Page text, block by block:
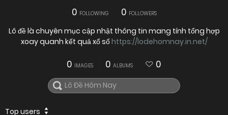
0 FOLLOWING 0 FOLLOWERS
Lô đề là chuyên mục cập nhật thông tin mang tính tổng hợp
xoay quanh kết quả xổ sốhttps://lodehomnay.in.net/
0 IMAGES 0 ALBUMS 0
Top users